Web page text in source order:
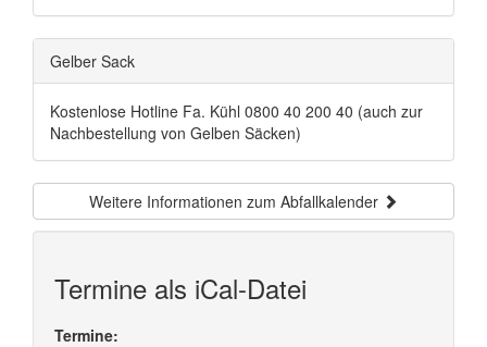
Gelber Sack
Kostenlose Hotline Fa. Kühl 0800 40 200 40 (auch zur
Nachbestellung von Gelben Säcken)
Weitere Informationen zum Abfallkalender
Termine als iCal-Datei
Termine: